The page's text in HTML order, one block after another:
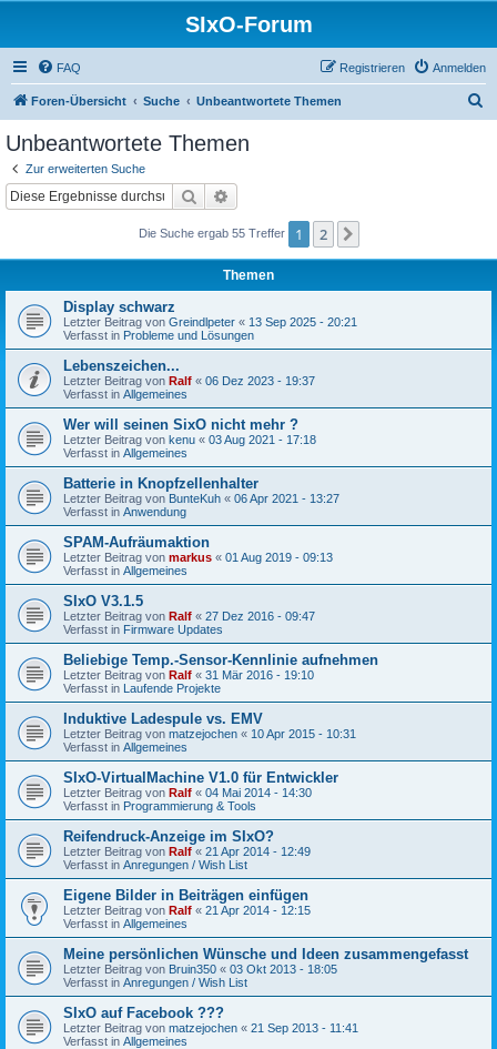
SIxO-Forum
FAQ Anmelden
Registrieren
Foren-Übersicht Suche Unbeantwortete Themen
Unbeantwortete Themen
Zur erweiterten Suche
Suche
Die Suche ergab 55 Treffer 1 2
Themen
Display schwarz
Letzter Beitrag von Greindlpeter « 13 Sep 2025 - 20:21
Verfasst in Probleme und Lösungen
Lebenszeichen...
Letzter Beitrag von Ralf « 06 Dez 2023 - 19:37
Verfasst in Allgemeines
Wer will seinen SixO nicht mehr ?
Letzter Beitrag von kenu « 03 Aug 2021 - 17:18
Verfasst in Allgemeines
Batterie in Knopfzellenhalter
Letzter Beitrag von BunteKuh « 06 Apr 2021 - 13:27
Verfasst in Anwendung
SPAM-Aufräumaktion
Letzter Beitrag von markus « 01 Aug 2019 - 09:13
Verfasst in Allgemeines
SIxO V3.1.5
Letzter Beitrag von Ralf « 27 Dez 2016 - 09:47
Verfasst in Firmware Updates
Beliebige Temp.-Sensor-Kennlinie aufnehmen
Letzter Beitrag von Ralf « 31 Mär 2016 - 19:10
Verfasst in Laufende Projekte
Induktive Ladespule vs. EMV
Letzter Beitrag von matzejochen « 10 Apr 2015 - 10:31
Verfasst in Allgemeines
SIxO-VirtualMachine V1.0 für Entwickler
Letzter Beitrag von Ralf « 04 Mai 2014 - 14:30
Verfasst in Programmierung & Tools
Reifendruck-Anzeige im SIxO?
Letzter Beitrag von Ralf « 21 Apr 2014 - 12:49
Verfasst in Anregungen / Wish List
Eigene Bilder in Beiträgen einfügen
Letzter Beitrag von Ralf « 21 Apr 2014 - 12:15
Verfasst in Allgemeines
Meine persönlichen Wünsche und Ideen zusammengefasst
Letzter Beitrag von Bruin350 « 03 Okt 2013 - 18:05
Verfasst in Anregungen / Wish List
SIxO auf Facebook ???
Letzter Beitrag von matzejochen « 21 Sep 2013 - 11:41
Verfasst in Allgemeines